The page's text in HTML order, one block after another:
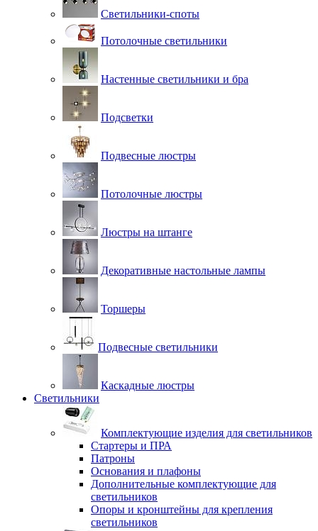
Светильники-споты
Потолочные светильники
Настенные светильники и бра
Подсветки
Подвесные люстры
Потолочные люстры
Люстры на штанге
Декоративные настольные лампы
Торшеры
Подвесные светильники
Каскадные люстры
Светильники
Комплектующие изделия для светильников
Стартеры и ПРА
Патроны
Основания и плафоны
Дополнительные комплектующие для
светильников
Опоры и кронштейны для крепления
светильников